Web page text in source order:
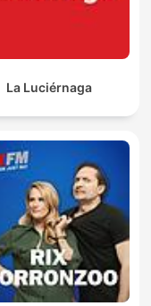
La Luciérnaga